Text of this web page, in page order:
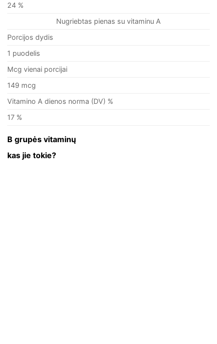
24 %
Nugriebtas pienas su vitaminu A
Porcijos dydis
1 puodelis
Mcg vienai porcijai
149 mcg
Vitamino A dienos norma (DV) %
17 %
B grupės vitaminų
kas jie tokie?